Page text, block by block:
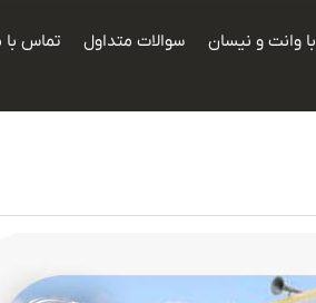
وانت و نیسان سوالات متداول تماس با